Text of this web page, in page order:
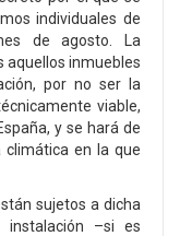
individuales de
de agosto. La
aquellos inmuebles
por no ser la
viable,
y se hará de
climática en la que
sujetos a dicha
instalación –si es